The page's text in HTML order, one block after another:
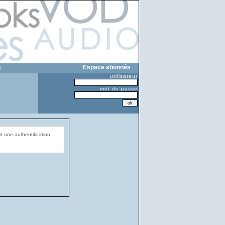
Espace abonnés
utilisateur
mot de passe
une authentification.